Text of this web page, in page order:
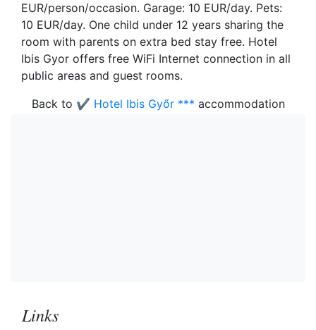
EUR/person/occasion. Garage: 10 EUR/day. Pets:
10 EUR/day. One child under 12 years sharing the
room with parents on extra bed stay free. Hotel
Ibis Gyor offers free WiFi Internet connection in all
public areas and guest rooms.
Back to ✔️ Hotel Ibis Győr *** accommodation
Links